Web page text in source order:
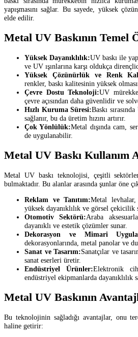
yapışmasını sağlar. Bu sayede, yüksek
elde edilir.
Metal UV Baskının Temel
Yüksek Dayanıklılık:UV baskı ile
ve UV ışınlarına karşı oldukça
Yüksek Çözünürlük ve Renk
renkler, baskı kalitesinin yüksek
Çevre Dostu Teknoloji:UV
çevre açısından daha güvenlidir ve
Hızlı Kuruma Süresi:Baskı
sağlanır, bu da üretim hızını artırır.
Çok Yönlülük:Metal dışında cam,
de uygulanabilir.
Metal UV Baskı Kullanım
Metal UV baskı teknolojisi, çeşitli
bulmaktadır. Bu alanlar arasında şunlar öne
Reklam ve Tanıtım:Metal
yüksek dayanıklılık ve görsel çekicilik
Otomotiv Sektörü:Araba
dayanıklı ve estetik çözümler sunar.
Dekorasyon ve Mimari
dekorasyonlarında, metal panolar ve
Sanat ve Tasarım:Sanatçılar ve
sanat eserleri üretir.
Endüstriyel Ürünler:Elektronik
endüstriyel ekipmanlarda dayanıklılık
Metal UV Baskının
Bu teknolojinin sağladığı avantajlar, onu
haline getirir: